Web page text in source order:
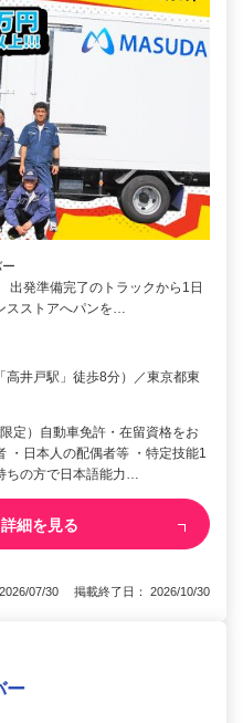
送ドライバー
トラックから1日
スストアへパンを…
高井戸駅」徒歩8分）／東京都東
定）自動車免許・在留資格をお
・日本人の配偶者等 ・特定技能1
ちの方で日本語能力…
詳細を見る
07/30 掲載終了日： 2026/10/30
ー